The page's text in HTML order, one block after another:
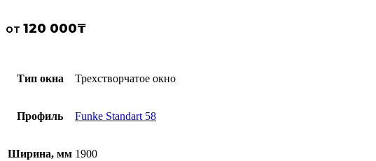
от 120 000₸
Тип окна Трехстворчатое окно
Профиль Funke Standart 58
Ширина, мм 1900